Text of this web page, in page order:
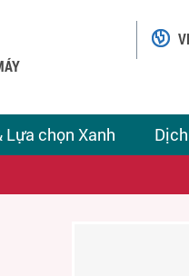
Lựa chọn Xanh
VI